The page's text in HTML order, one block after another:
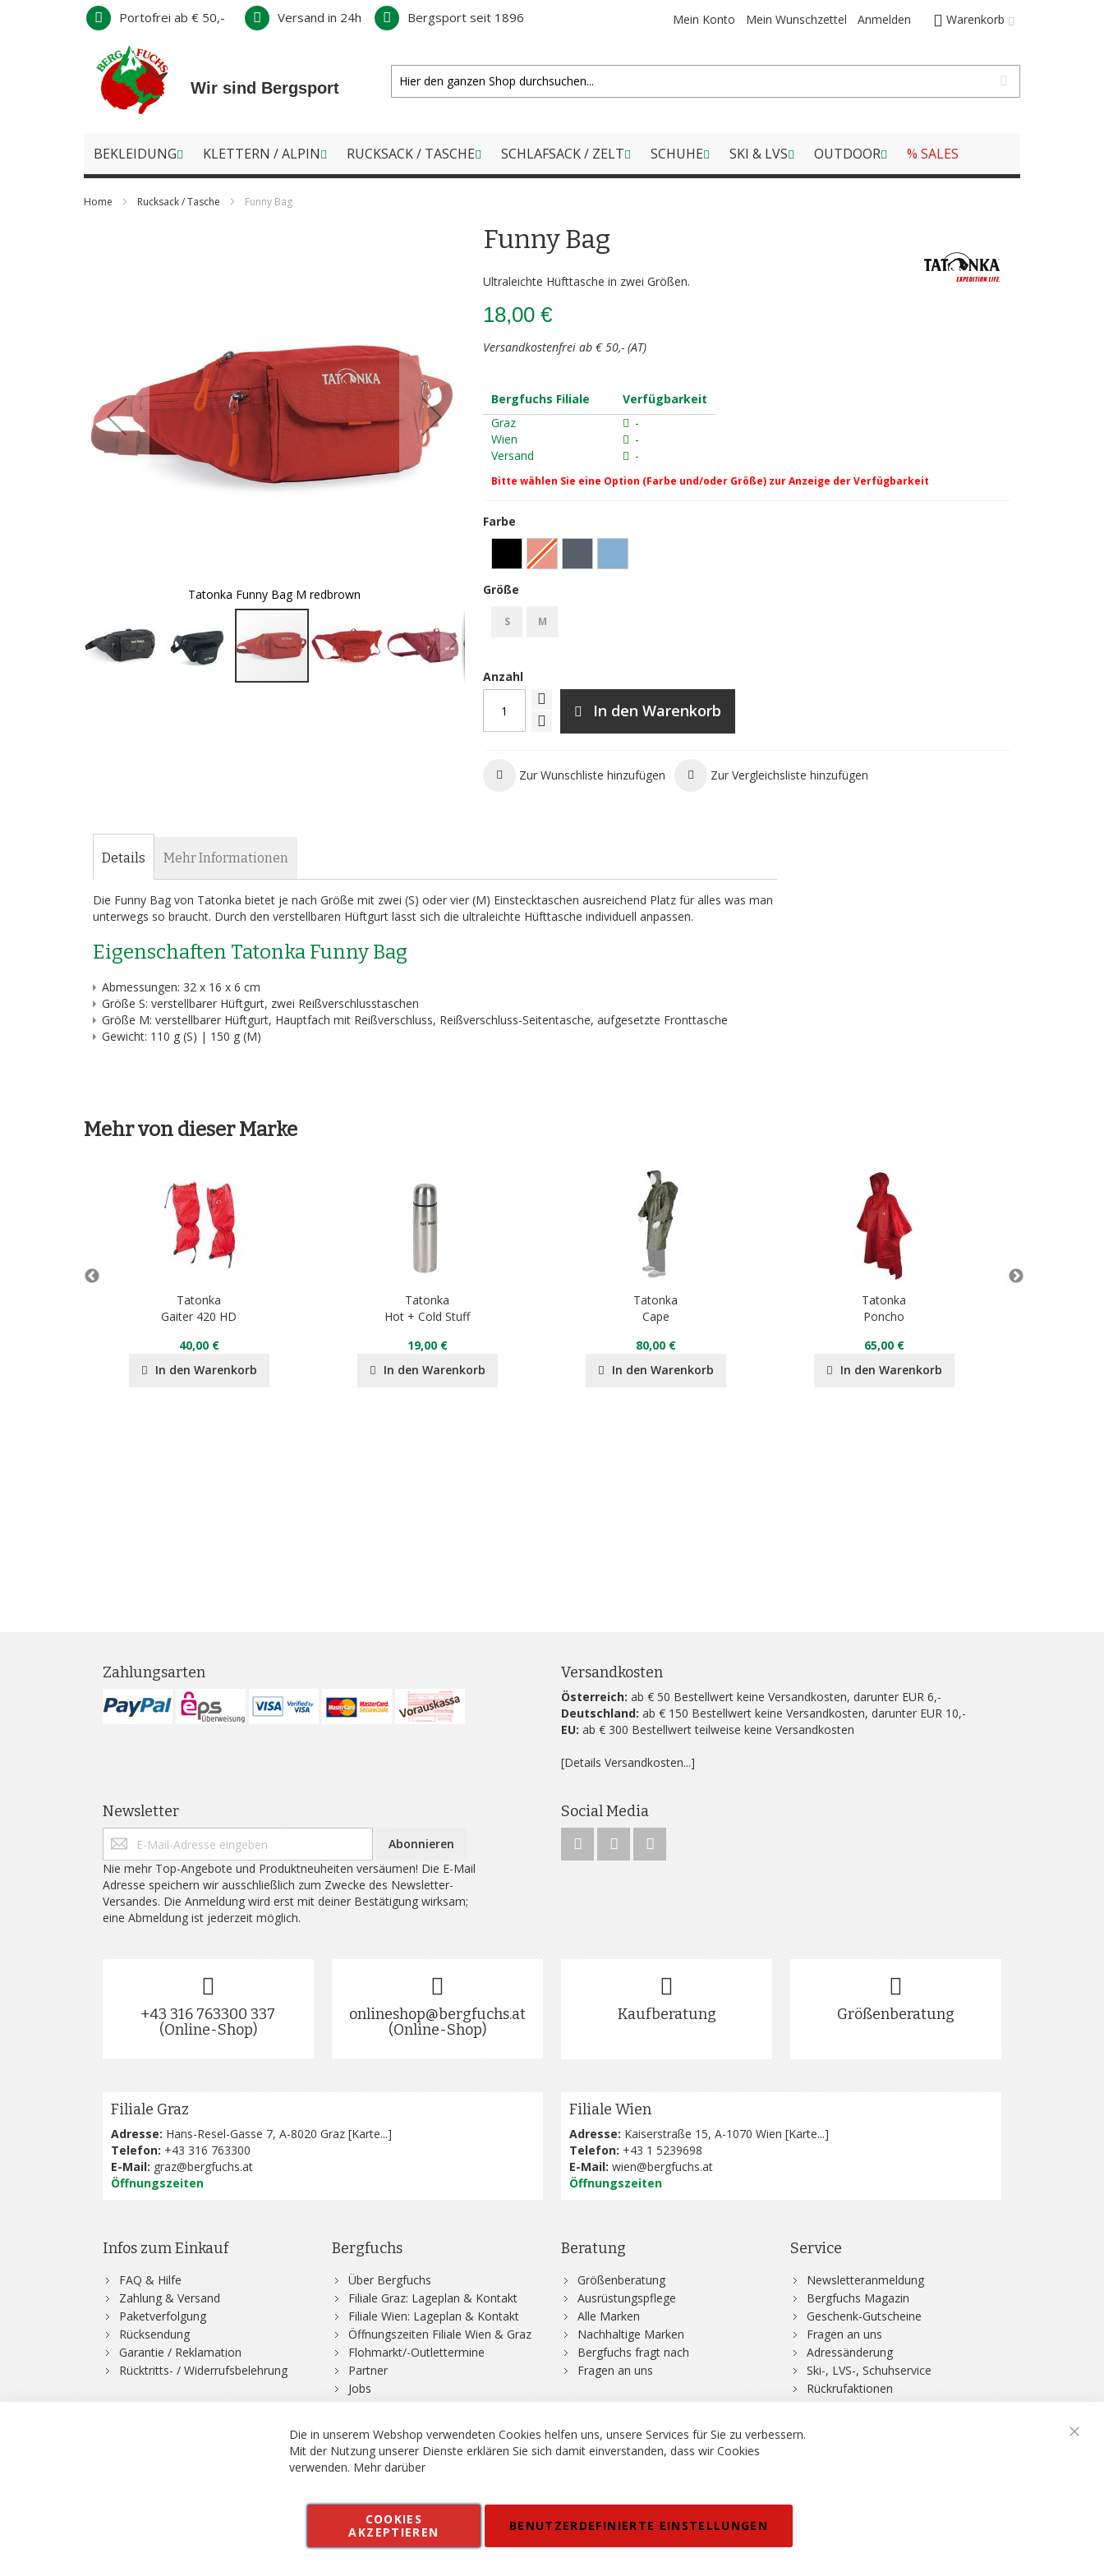
Direkt
Inhalt
Warenkorb
Mein Konto Mein Wunschzettel Anmelden
Portofrei ab € 50,- Versand in 24h Bergsport seit 1896
Wir sind Bergsport
BEKLEIDUNG KLETTERN / ALPIN RUCKSACK / TASCHE SCHLAFSACK / ZELT SCHUHE SKI & LVS OUTDOOR % SALES
Home Rucksack / Tasche Funny Bag
Tatonka Funny Bag M redbrown
Funny Bag
Ultraleichte Hüfttasche in zwei Größen.
18,00 €
Versandkostenfrei ab € 50,- (AT)
Bergfuchs Filiale
Verfügbarkeit
Graz
-
Wien
-
Versand
-
Bitte wählen Sie eine Option (Farbe und/oder Größe) zur Anzeige der Verfügbarkeit
Farbe
Größe
S M
Anzahl
In den Warenkorb
Zur Wunschliste hinzufügen Zur Vergleichsliste hinzufügen
Details
Die Funny Bag von Tatonka bietet je nach Größe mit zwei (S) oder vier (M) Einstecktaschen ausreichend Platz für alles was man
unterwegs so braucht. Durch den verstellbaren Hüftgurt lässt sich die ultraleichte Hüfttasche individuell anpassen.
Eigenschaften Tatonka Funny Bag
Abmessungen: 32 x 16 x 6 cm
Größe S: verstellbarer Hüftgurt, zwei Reißverschlusstaschen
Größe M: verstellbarer Hüftgurt, Hauptfach mit Reißverschluss, Reißverschluss-Seitentasche, aufgesetzte Fronttasche
Gewicht: 110 g (S) | 150 g (M)
Mehr Informationen
Mehr von dieser Marke
Tatonka
Gaiter 420 HD
40,00 €
In den Warenkorb
Tatonka
Hot + Cold Stuff
19,00 €
In den Warenkorb
Tatonka
Cape
80,00 €
In den Warenkorb
Tatonka
Poncho
65,00 €
In den Warenkorb
Zahlungsarten Versandkosten
Österreich: ab € 50 Bestellwert keine Versandkosten, darunter EUR 6,-
Deutschland: ab € 150 Bestellwert keine Versandkosten, darunter EUR 10,-
EU: ab € 300 Bestellwert teilweise keine Versandkosten
[Details Versandkosten...]
Newsletter
Abonnieren
Nie mehr Top-Angebote und Produktneuheiten versäumen! Die E-Mail
Adresse speichern wir ausschließlich zum Zwecke des Newsletter-
Versandes. Die Anmeldung wird erst mit deiner Bestätigung wirksam;
eine Abmeldung ist jederzeit möglich.
Social Media
+43 316 763300 337
(Online-Shop)
onlineshop@bergfuchs.at
(Online-Shop)
Kaufberatung Größenberatung
Filiale Graz
Adresse: Hans-Resel-Gasse 7, A-8020 Graz [Karte...]
Telefon: +43 316 763300
E-Mail: graz@bergfuchs.at
Öffnungszeiten
Filiale Wien
Adresse: Kaiserstraße 15, A-1070 Wien [Karte...]
Telefon: +43 1 5239698
E-Mail: wien@bergfuchs.at
Öffnungszeiten
Infos zum Einkauf
FAQ & Hilfe
Zahlung & Versand
Paketverfolgung
Rücksendung
Garantie / Reklamation
Rücktritts- / Widerrufsbelehrung
Bergfuchs
Über Bergfuchs
Filiale Graz: Lageplan & Kontakt
Filiale Wien: Lageplan & Kontakt
Öffnungszeiten Filiale Wien & Graz
Flohmarkt/-Outlettermine
Partner
Jobs
Beratung
Größenberatung
Ausrüstungspflege
Alle Marken
Nachhaltige Marken
Bergfuchs fragt nach
Fragen an uns
Service
Newsletteranmeldung
Bergfuchs Magazin
Geschenk-Gutscheine
Fragen an uns
Adressänderung
Ski-, LVS-, Schuhservice
Rückrufaktionen
DSV-Skiversicherung
Vertrag widerrufen Kontakt AGB Datenschutz
Barrierefreiheitserklärung
Alle Preise inkl. MWSt. in EUR, Angebot solange Vorrat reicht. Fehler, Irrtümer und Preisänderungen vorbehalten.
Die in unserem Webshop verwendeten Cookies helfen uns, unsere Services für Sie zu verbessern.
Mit der Nutzung unserer Dienste erklären Sie sich damit einverstanden, dass wir Cookies
verwenden. Mehr darüber
COOKIES
AKZEPTIEREN
BENUTZERDEFINIERTE EINSTELLUNGEN